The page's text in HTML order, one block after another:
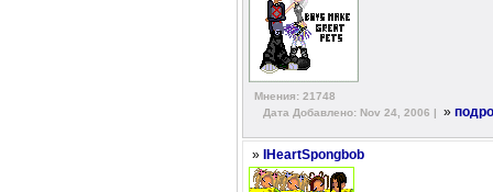
Мнения: 21748
Дата Добавлено: Nov 24, 2006 |
»
» IHeartSpongbob